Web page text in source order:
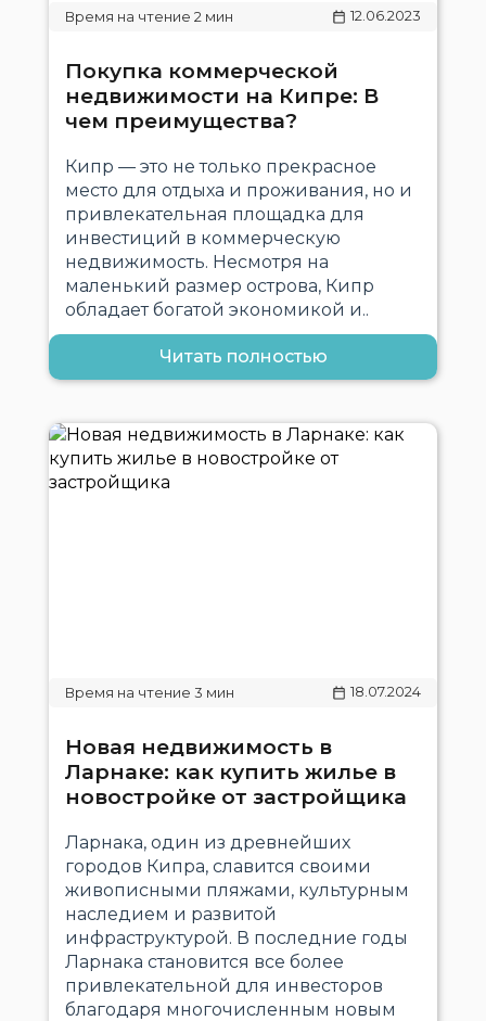
12.06.2023
Покупка коммерческой
недвижимости на Кипре: В
чем преимущества?
Кипр — это не только прекрасное
место для отдыха и проживания, но и
привлекательная площадка для
инвестиций в коммерческую
недвижимость. Несмотря на
маленький размер острова, Кипр
обладает богатой экономикой и..
Читать полностью
18.07.2024
Новая недвижимость в
Ларнаке: как купить жилье в
новостройке от застройщика
Ларнака, один из древнейших
городов Кипра, славится своими
живописными пляжами, культурным
наследием и развитой
инфраструктурой. В последние годы
Ларнака становится все более
привлекательной для инвесторов
благодаря многочисленным новым